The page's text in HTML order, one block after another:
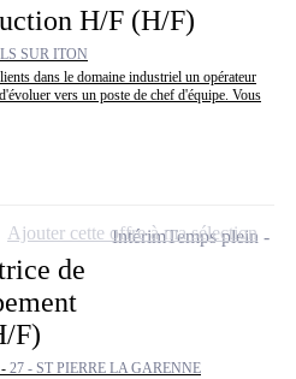
H/F (H/F)
SUR ITON
dans le domaine industriel un opérateur
vers un poste de chef d'équipe. Vous
de
F)
27 - ST PIERRE LA GARENNE
IntérimTemps plein
Ajouter cette offre à ma sélection